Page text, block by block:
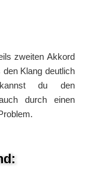
zweiten Akkord
Klang deutlich
kannst du den
durch einen